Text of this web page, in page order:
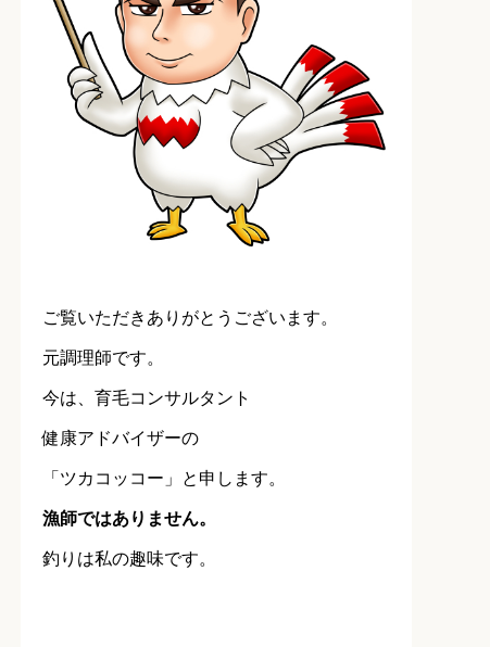
ご覧いただきありがとうございます。
元調理師です。
今は、育毛コンサルタント
健康アドバイザーの
「ツカコッコー」と申します。
漁師ではありません。
釣りは私の趣味です。